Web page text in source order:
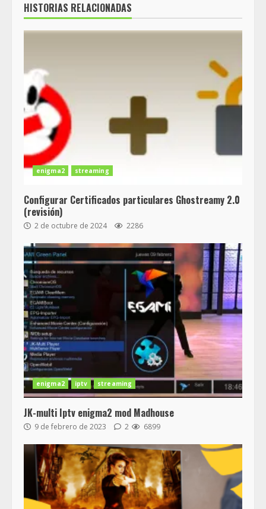
HISTORIAS RELACIONADAS
enigma2 streaming
Configurar Certificados particulares Ghostreamy 2.0
(revisión)
2 de octubre de 2024 2286
enigma2 iptv streaming
JK-multi Iptv enigma2 mod Madhouse
9 de febrero de 2023 2 6899